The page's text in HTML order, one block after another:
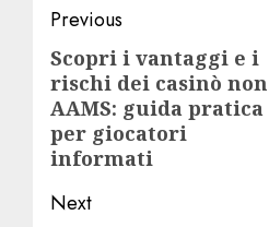
Post
navigation
Previous
Previous
post:
Scopri i vantaggi e i
rischi dei casinò non
AAMS: guida pratica
per giocatori
informati
Next